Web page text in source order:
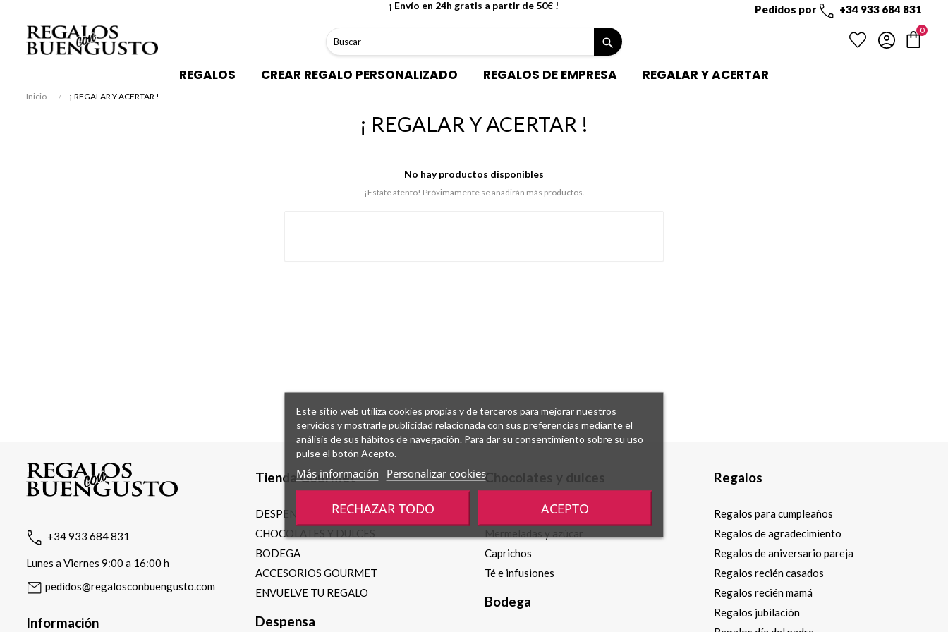
¡ Envío en 24h gratis a partir de 50€ ! Pedidos por +34 933 684 831
search
0
REGALOS CREAR REGALO PERSONALIZADO REGALOS DE EMPRESA REGALAR Y ACERTAR
Inicio ¡ REGALAR Y ACERTAR !
¡ REGALAR Y ACERTAR !
No hay productos disponibles
¡Estate atento! Próximamente se añadirán más productos.
+34 933 684 831
Lunes a Viernes 9:00 a 16:00 h
pedidos@regalosconbuengusto.com
Información
Tienda Gourmet
DESPENSA
CHOCOLATES Y DULCES
BODEGA
ACCESORIOS GOURMET
ENVUELVE TU REGALO
Despensa
Chocolates y dulces
Chocolates y bombones
Mermeladas y azúcar
Caprichos
Té e infusiones
Bodega
Regalos
Regalos para cumpleaños
Regalos de agradecimiento
Regalos de aniversario pareja
Regalos recién casados
Regalos recién mamá
Regalos jubilación
Este sitio web utiliza cookies propias y de terceros para mejorar nuestros
servicios y mostrarle publicidad relacionada con sus preferencias mediante el
análisis de sus hábitos de navegación. Para dar su consentimiento sobre su uso
pulse el botón Acepto.
Más información Personalizar cookies
RECHAZAR TODO ACEPTO